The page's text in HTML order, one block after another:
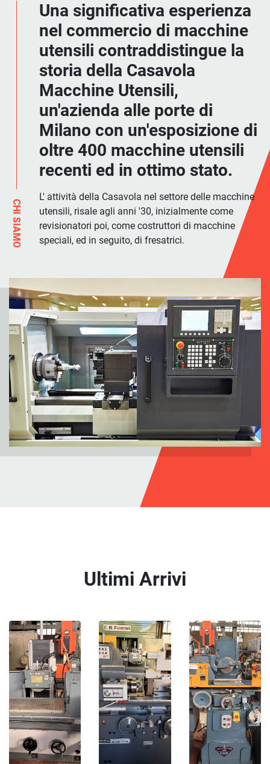
CHI SIAMO
Una significativa esperienza
nel commercio di macchine
utensili contraddistingue la
storia della Casavola
Macchine Utensili,
un'azienda alle porte di
Milano con un'esposizione di
oltre 400 macchine utensili
recenti ed in ottimo stato.
L' attività della Casavola nel settore delle macchine
utensili, risale agli anni '30, inizialmente come
revisionatori poi, come costruttori di macchine
speciali, ed in seguito, di fresatrici.
Ultimi Arrivi